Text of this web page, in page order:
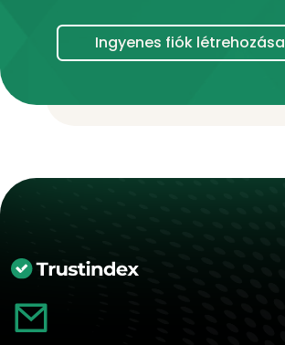
Ingyenes fiók létrehozása